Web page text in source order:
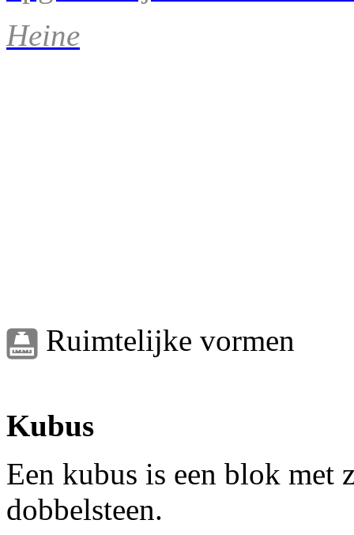
Heine
Ruimtelijke vormen
Kubus
Een kubus is een blok met
dobbelsteen.